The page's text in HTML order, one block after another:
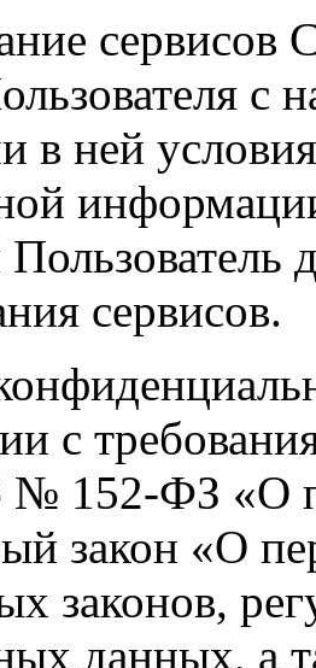
сервисов
с
в ней
сервисов.
с
№ 152-ФЗ «О
закон «О
законов,
данных, а